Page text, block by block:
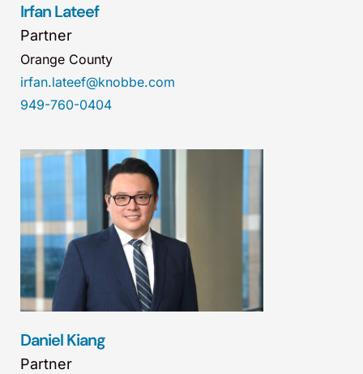
Irfan Lateef
Partner
Orange County
irfan.lateef@knobbe.com
949-760-0404
Daniel Kiang
Partner